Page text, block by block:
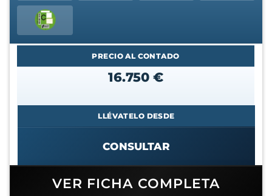
PRECIO AL CONTADO
16.750 €
LLÉVATELO DESDE
CONSULTAR
VER FICHA COMPLETA